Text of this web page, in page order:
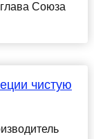
Союза
чистую